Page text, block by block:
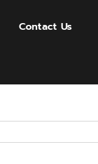
Contact Us